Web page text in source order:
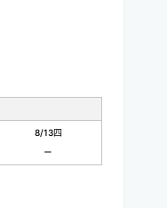
8/13四